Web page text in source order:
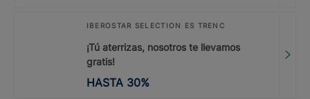
IBEROSTAR SELECTION ES TRENC
¡Tú aterrizas, nosotros te llevamos
gratis!
HASTA 30%